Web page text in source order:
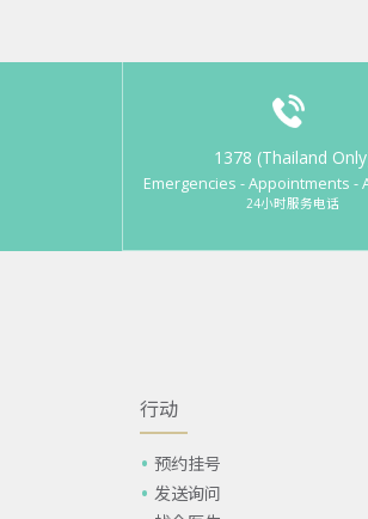
1378 (Thailand
Emergencies - Appointments -
24小时服务电话
行动
预约挂号
发送询问